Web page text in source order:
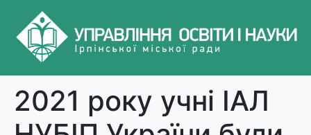
2021 року учні ІАЛ